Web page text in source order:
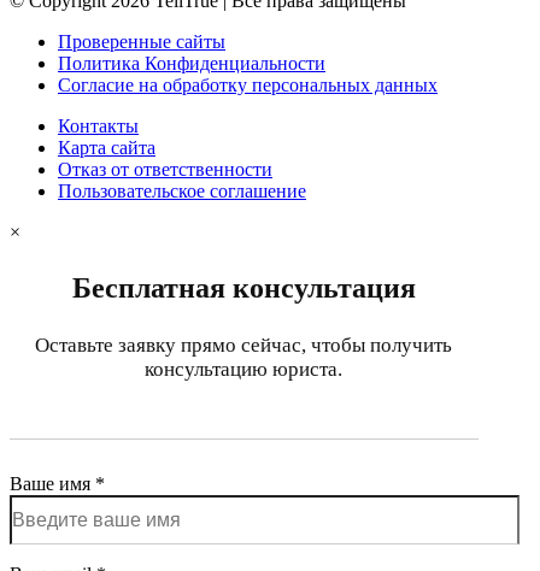
Проверенные сайты
Политика Конфиденциальности
Согласие на обработку персональных данных
Контакты
Карта сайта
Отказ от ответственности
Пользовательское соглашение
×
Бесплатная консультация
Оставьте заявку прямо сейчас, чтобы получить
консультацию юриста.
Ваше имя *